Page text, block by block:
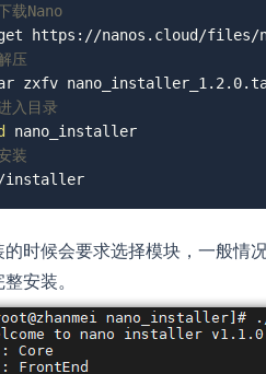
载Nano
压
入目录
装
installer
的时候会要求选择模块，一般情
安装。